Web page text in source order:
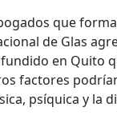
que
de Glas
en Quito
factores
psíquica y la